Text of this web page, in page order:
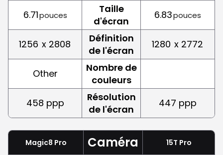
6.71pouces
Taille
d'écran
6.83pouces
1256 x 2808
Définition
de l'écran
1280 x 2772
Other
Nombre de
couleurs
458 ppp
Résolution
de l'écran
447 ppp
Magic8 Pro Caméra 15T Pro